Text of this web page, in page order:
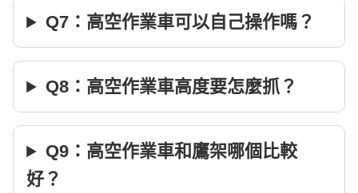
Q7：高空作業車可以自己操作嗎？
Q8：高空作業車高度要怎麼抓？
Q9：高空作業車和鷹架哪個比較
好？